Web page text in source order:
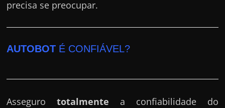
precisa se preocupar.
AUTOBOT É CONFIÁVEL?
Assegurototalmente a confiabilidade do